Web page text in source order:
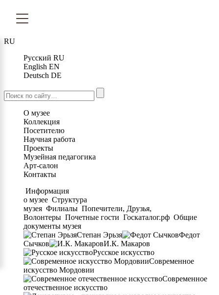
RU
Русский RU
English EN
Deutsch DE
О музее
Коллекция
Посетителю
Научная работа
Проекты
Музейная педагогика
Арт-салон
Контакты
Информация
о музее Структура
музея Филиалы Попечители, Друзья,
Волонтеры Почетные гости Госкаталог.рф Общие
документы музея
Степан Эрьзя
Федот
Сычков
И.К. Макаров
Русское искусство
Современное
искусство Мордовии
Современное
отечественное искусство